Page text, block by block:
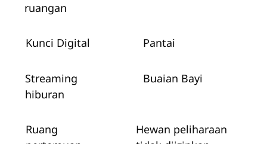
ruangan
Kunci Digital Pantai
Streaming
hiburan
Buaian Bayi
Ruang
Hewan peliharaan